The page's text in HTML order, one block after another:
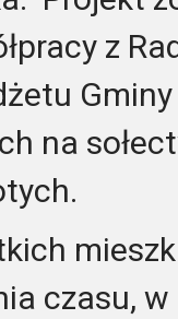
z
na
czasu,